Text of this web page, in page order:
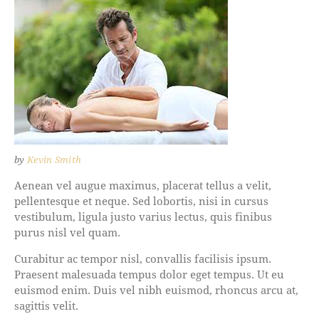
by Kevin Smith
Aenean vel augue maximus, placerat tellus a velit,
pellentesque et neque. Sed lobortis, nisi in cursus
vestibulum, ligula justo varius lectus, quis finibus
purus nisl vel quam.
Curabitur ac tempor nisl, convallis facilisis ipsum.
Praesent malesuada tempus dolor eget tempus. Ut eu
euismod enim. Duis vel nibh euismod, rhoncus arcu at,
sagittis velit.